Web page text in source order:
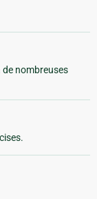
de nombreuses